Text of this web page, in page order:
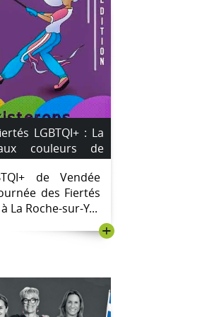
LGBTQI+ : La
aux couleurs de
des Fiertés
de Vendée
des Fiertés
La Roche-sur-Y...
+